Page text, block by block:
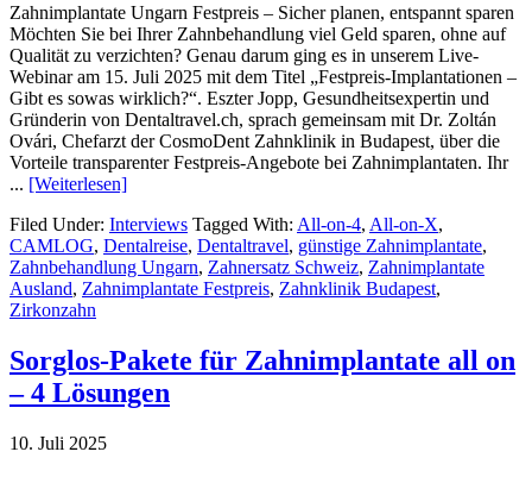
Zahnimplantate Ungarn Festpreis – Sicher planen, entspannt sparen
Möchten Sie bei Ihrer Zahnbehandlung viel Geld sparen, ohne auf
Qualität zu verzichten? Genau darum ging es in unserem Live-
Webinar am 15. Juli 2025 mit dem Titel „Festpreis-Implantationen –
Gibt es sowas wirklich?“. Eszter Jopp, Gesundheitsexpertin und
Gründerin von Dentaltravel.ch, sprach gemeinsam mit Dr. Zoltán
Ovári, Chefarzt der CosmoDent Zahnklinik in Budapest, über die
Vorteile transparenter Festpreis-Angebote bei Zahnimplantaten. Ihr
... [Weiterlesen]
Filed Under: Interviews Tagged With: All-on-4, All-on-X,
CAMLOG, Dentalreise, Dentaltravel, günstige Zahnimplantate,
Zahnbehandlung Ungarn, Zahnersatz Schweiz, Zahnimplantate
Ausland, Zahnimplantate Festpreis, Zahnklinik Budapest,
Zirkonzahn
Sorglos-Pakete für Zahnimplantate all on
– 4 Lösungen
10. Juli 2025